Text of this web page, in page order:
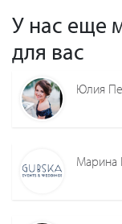
У нас еще
для вас
Юлия
Марина